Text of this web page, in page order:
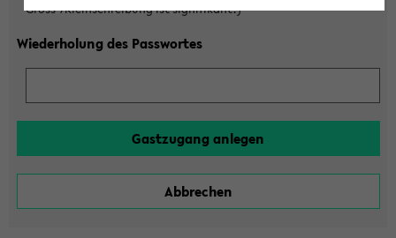
Gross-/Kleinschreibung ist signifikant!)
Wiederholung des Passwortes